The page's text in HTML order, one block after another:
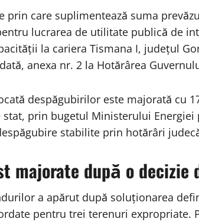
prin care suplimentează suma
lucrarea de utilitate publică de
la cariera Tismana I, județul
anexa nr. 2 la Hotărârea
despăgubirilor este majorată cu
prin bugetul Ministerului
stabilite prin hotărâri
majorate după o
a apărut după soluționarea
pentru trei terenuri expropriate.